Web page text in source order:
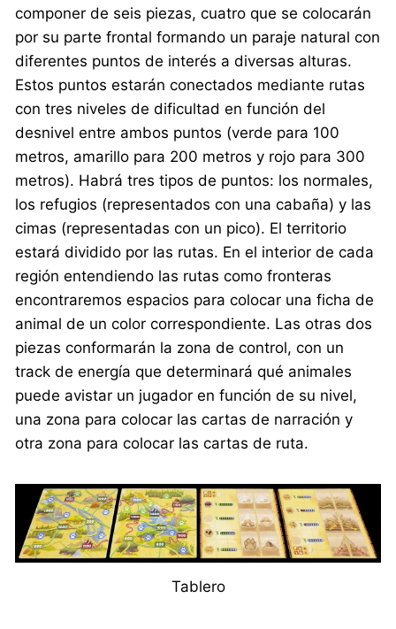
componer de seis piezas, cuatro que se colocarán
por su parte frontal formando un paraje natural con
diferentes puntos de interés a diversas alturas.
Estos puntos estarán conectados mediante rutas
con tres niveles de dificultad en función del
desnivel entre ambos puntos (verde para 100
metros, amarillo para 200 metros y rojo para 300
metros). Habrá tres tipos de puntos: los normales,
los refugios (representados con una cabaña) y las
cimas (representadas con un pico). El territorio
estará dividido por las rutas. En el interior de cada
región entendiendo las rutas como fronteras
encontraremos espacios para colocar una ficha de
animal de un color correspondiente. Las otras dos
piezas conformarán la zona de control, con un
track de energía que determinará qué animales
puede avistar un jugador en función de su nivel,
una zona para colocar las cartas de narración y
otra zona para colocar las cartas de ruta.
Tablero